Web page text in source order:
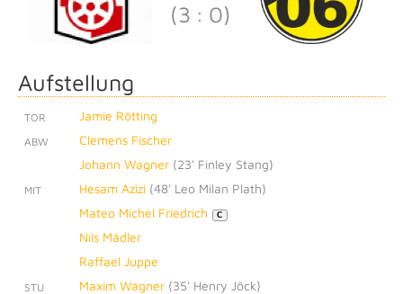
(3 : 0)
Aufstellung
TOR Jamie Rötting
ABW
Clemens Fischer
Johann Wagner (23' Finley Stang)
MIT Hesam Azizi (48' Leo Milan Plath)
Mateo Michel Friedrich
C
Nils Mädler
Raffael Juppe
STU Maxim Wagner (35' Henry Jöck)